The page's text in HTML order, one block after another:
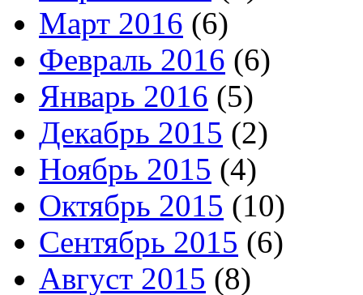
Март 2016 (6)
Февраль 2016 (6)
Январь 2016 (5)
Декабрь 2015 (2)
Ноябрь 2015 (4)
Октябрь 2015 (10)
Сентябрь 2015 (6)
Август 2015 (8)